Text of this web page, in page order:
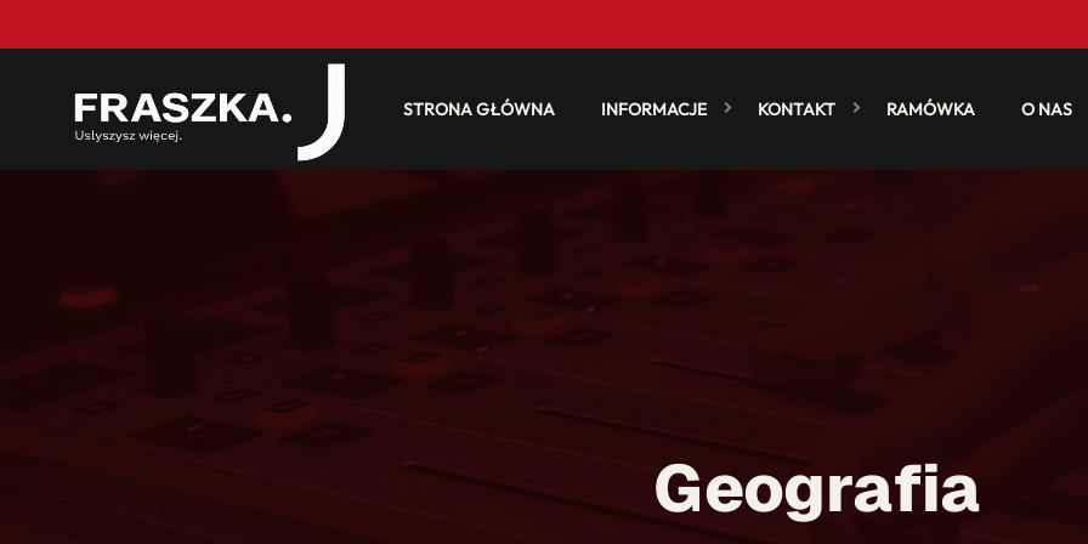
STRONA GŁÓWNA INFORMACJE KONTAKT RAMÓWKA O NAS
Geografia